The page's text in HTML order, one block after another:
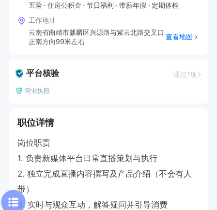
五险
住房公积金 节日福利 带薪年假
定期体检
工作地址
云南省曲靖市麒麟区兴源路与紫云北路交叉口
正南方向99米左右
查看地图
平台核验 通过1项
营业执照
职位详情
岗位职责
1. 负责新媒体平台日常直播策划与执行
2. 独立完成直播内容撰写及产品介绍（不会有人
带）
3. 实时与观众互动，解答疑问并引导消费